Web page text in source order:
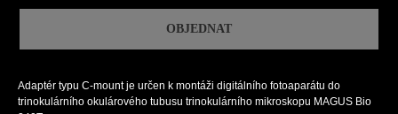
OBJEDNAT
Adaptér typu C-mount je určen k montáži digitálního fotoaparátu do
trinokulárního okulárového tubusu trinokulárního mikroskopu MAGUS Bio